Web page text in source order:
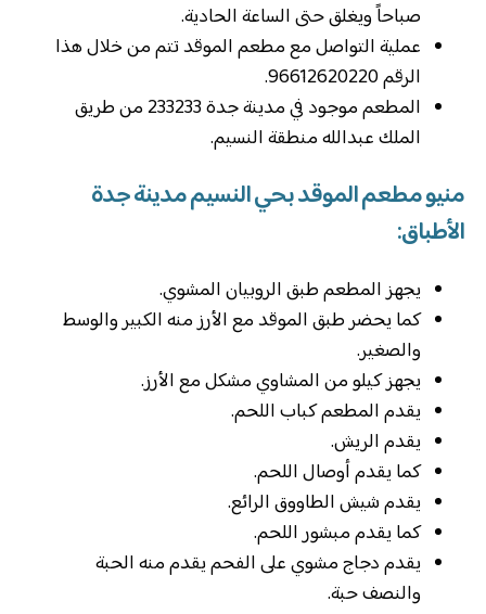
صباحاً ويغلق حتى الساعة الحادية.
عملية التواصل مع مطعم الموقد تتم من خلال هذا
الرقم 96612620220.
المطعم موجود في مدينة جدة 233233 من طريق
الملك عبدالله منطقة النسيم.
منيو مطعم الموقد بحي النسيم مدينة جدة
الأطباق:
يجهز المطعم طبق الروبيان المشوي.
كما يحضر طبق الموقد مع الأرز منه الكبير والوسط
والصغير.
يجهز كيلو من المشاوي مشكل مع الأرز.
يقدم المطعم كباب اللحم.
يقدم الريش.
كما يقدم أوصال اللحم.
يقدم شيش الطاووق الرائع.
كما يقدم مبشور اللحم.
يقدم دجاج مشوي على الفحم يقدم منه الحبة
والنصف حبة.